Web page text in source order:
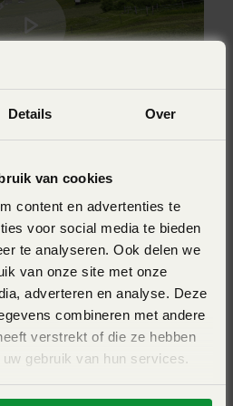
Details Over
van cookies
content en advertenties te
voor social media te bieden
te analyseren. Ook delen we
van onze site met onze
adverteren en analyse. Deze
combineren met andere
verstrekt of die ze hebben
gebruik van hun services.
de beschermbeugel en het
hellingen
volgt de cirkelhark nauwkeurig
op de steilste hellingen. De
zwenkwielen. De hoogte van
d.m.v. hoogteverstelling